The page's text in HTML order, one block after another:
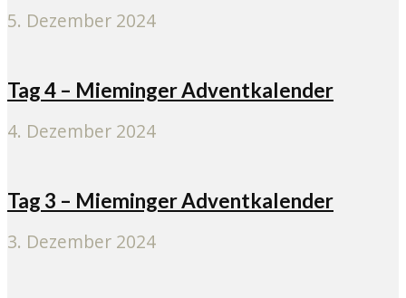
5. Dezember 2024
Tag 4 – Mieminger Adventkalender
4. Dezember 2024
Tag 3 – Mieminger Adventkalender
3. Dezember 2024